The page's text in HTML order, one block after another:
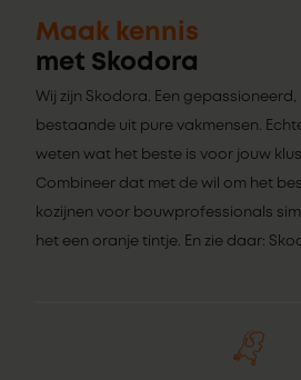
Maak kennis
met Skodora
Wij zijn Skodora. Een
bestaande uit pure vakmensen.
weten wat het beste is voor jouw
Combineer dat met de wil om het
kozijnen voor bouwprofessionals
het een oranje tintje. En zie daar: